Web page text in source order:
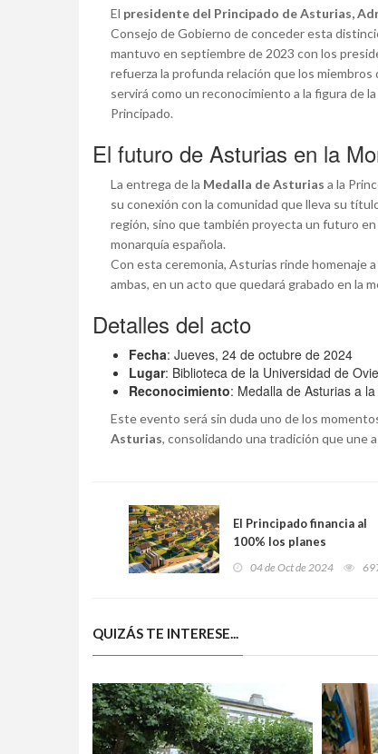
El presidente del Principado de Asturias,
Consejo de Gobierno de conceder esta
mantuvo en septiembre de 2023 con los
refuerza la profunda relación que los
servirá como un reconocimiento a la figura de
Principado.
El futuro de Asturias en la
La entrega de la Medalla de Asturias a la
su conexión con la comunidad que lleva su
región, sino que también proyecta un futuro
monarquía española.
Con esta ceremonia, Asturias rinde homenaje
ambas, en un acto que quedará grabado en la
Detalles del acto
Fecha: Jueves, 24 de octubre de 2024
Lugar: Biblioteca de la Universidad de
Reconocimiento: Medalla de Asturias a
Este evento será sin duda uno de los
Asturias, consolidando una tradición que une
El Principado financia al
100% los planes
urbanísticos de los
04 de Oct de 2024
QUIZÁS TE INTERESE...